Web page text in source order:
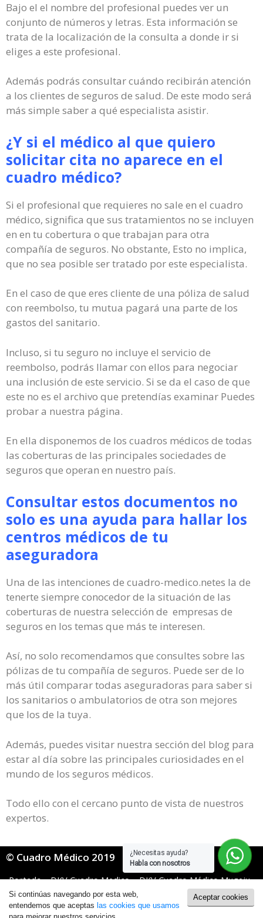
¿Necesitas ayuda?
Habla con nosotros
Bajo el el nombre del profesional puedes ver un
conjunto de números y letras. Esta información se
trata de la localización de la consulta a donde ir si
eliges a este profesional.
Además podrás consultar cuándo recibirán atención
a los clientes de seguros de salud. De este modo será
más simple saber a qué especialista asistir.
¿Y si el médico al que quiero
solicitar cita no aparece en el
cuadro médico?
Si el profesional que requieres no sale en el cuadro
médico, significa que sus tratamientos no se incluyen
en en tu cobertura o que trabajan para otra
compañía de seguros. No obstante, Esto no implica,
que no sea posible ser tratado por este especialista.
En el caso de que eres cliente de una póliza de salud
con reembolso, tu mutua pagará una parte de los
gastos del sanitario.
Incluso, si tu seguro no incluye el servicio de
reembolso, podrás llamar con ellos para negociar
una inclusión de este servicio. Si se da el caso de que
este no es el archivo que pretendías examinar Puedes
probar a nuestra página.
En ella disponemos de los cuadros médicos de todas
las coberturas de las principales sociedades de
seguros que operan en nuestro país.
Consultar estos documentos no
solo es una ayuda para hallar los
centros médicos de tu
aseguradora
Una de las intenciones de cuadro-medico.netes la de
tenerte siempre conocedor de la situación de las
coberturas de nuestra selección de empresas de
seguros en los temas que más te interesen.
Así, no solo recomendamos que consultes sobre las
pólizas de tu compañía de seguros. Puede ser de lo
más útil comparar todas aseguradoras para saber si
los sanitarios o ambulatorios de otra son mejores
que los de la tuya.
Además, puedes visitar nuestra sección del blog para
estar al día sobre las principales curiosidades en el
mundo de los seguros médicos.
Todo ello con el cercano punto de vista de nuestros
expertos.
© Cuadro Médico 2019
Portada»DKV Cuadro Medico»DKV Cuadro Médico Mugeju»
Dkv Mugeju Cuadro Medico Palencia
Política de Cookies|Política de Privacidad
Aceptar cookies
Si continúas navegando por esta web,
entendemos que aceptas las cookies que usamos